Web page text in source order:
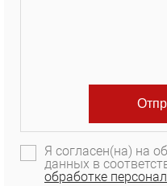
Я согласен(на) на
данных в
обработке